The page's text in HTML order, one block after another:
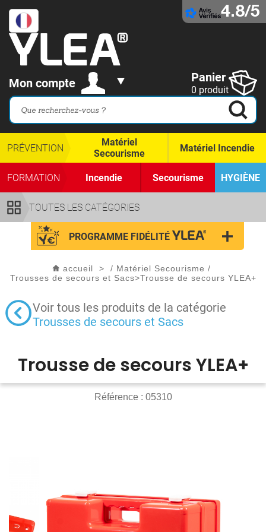
4.8/5
Mon compte Panier
0 produit
TOUTES LES CATÉGORIES
PRÉVENTION
Matériel
Secourisme
Matériel Incendie
FORMATION Incendie Secourisme HYGIÈNE
PROGRAMME FIDÉLITÉ
accueil > / Matériel Secourisme /
Trousses de secours et Sacs>Trousse de secours YLEA+
Voir tous les produits de la catégorie
Trousses de secours et Sacs
Trousse de secours YLEA+
Référence : 05310